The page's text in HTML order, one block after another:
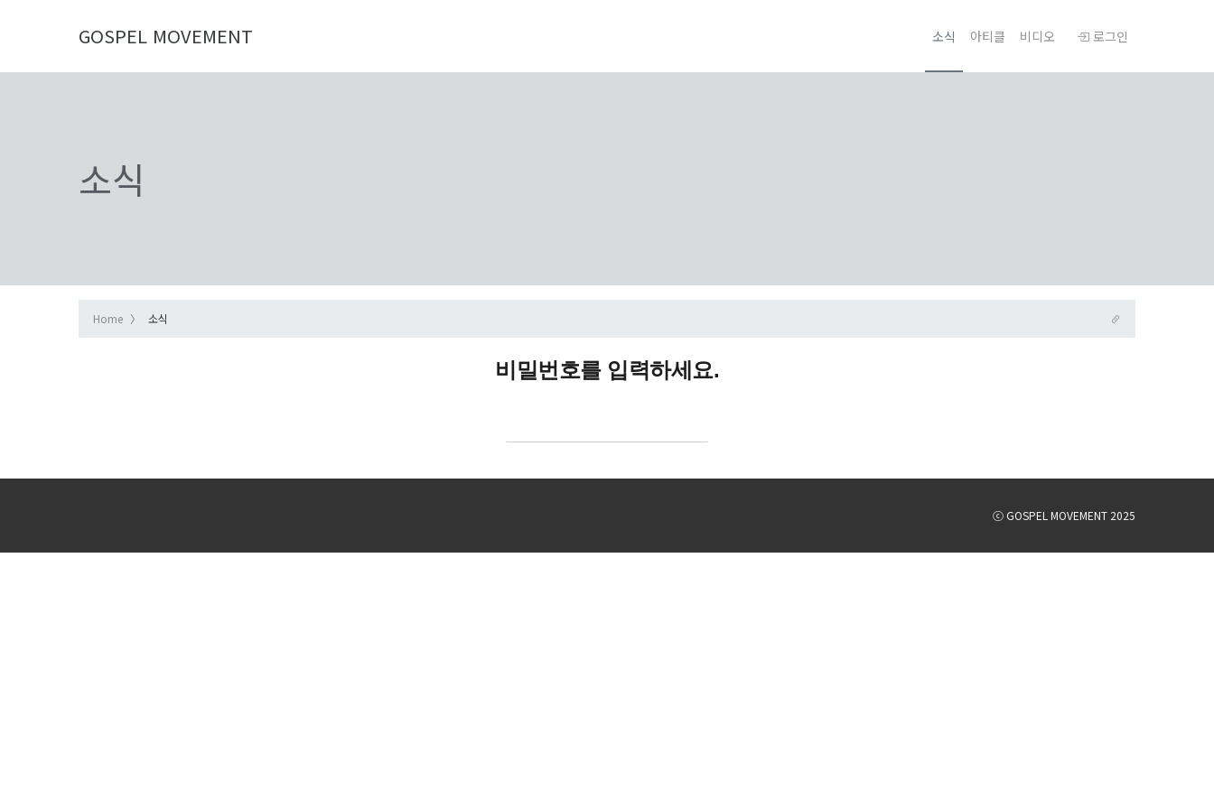
GOSPEL MOVEMENT 소식 아티클 비디오 로그인
소식
Home 소식
비밀번호를 입력하세요.
ⓒ GOSPEL MOVEMENT 2025